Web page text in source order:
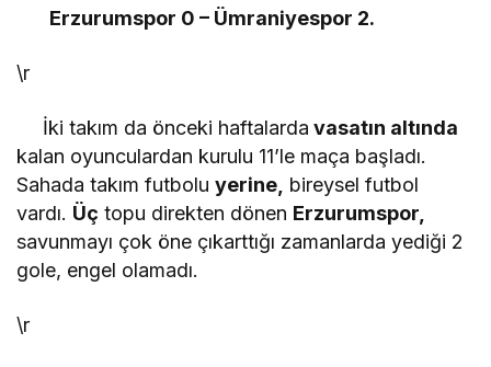
Erzurumspor 0 – Ümraniyespor 2.
\r
İki takım da önceki haftalarda vasatın altında
kalan oyunculardan kurulu 11’le maça başladı.
Sahada takım futboluyerine, bireysel futbol
vardı. Üç topu direkten dönen Erzurumspor,
savunmayı çok öne çıkarttığı zamanlarda yediği 2
gole, engel olamadı.
\r